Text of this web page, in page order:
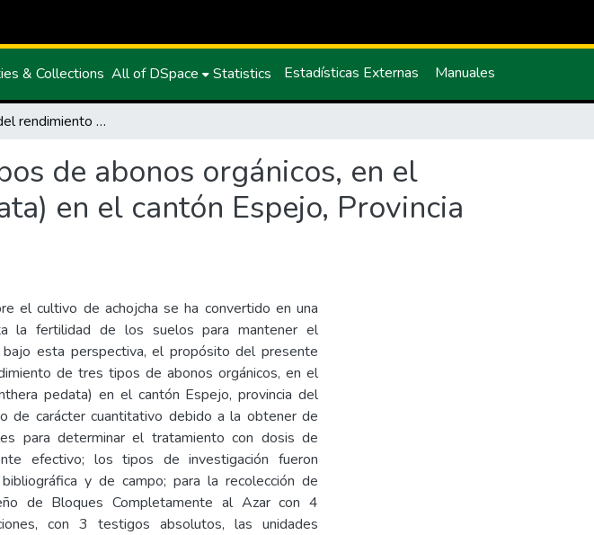
& Collections All of DSpace Statistics Estadísticas Externas Manuales
Evaluación del rendimiento de tres tipos de abonos orgánicos, en el cultivo de achojcha (Cyclanthera pedata) en el cantón Espejo, Provincia del Carchi
de abonos orgánicos, en el
en el cantón Espejo, Provincia
el cultivo de achojcha se ha convertido en una
la fertilidad de los suelos para mantener el
esta perspectiva, el propósito del presente
de tres tipos de abonos orgánicos, en el
pedata) en el cantón Espejo, provincia del
de carácter cuantitativo debido a la obtener de
para determinar el tratamiento con dosis de
efectivo; los tipos de investigación fueron
y de campo; para la recolección de
de Bloques Completamente al Azar con 4
con 3 testigos absolutos, las unidades